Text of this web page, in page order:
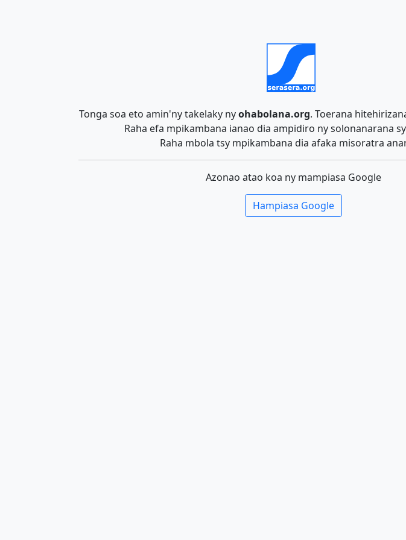
Tonga soa eto amin'ny takelaky nyohabolana.org. Toerana
Raha efa mpikambana ianao dia ampidiro ny solonanarana
Raha mbola tsy mpikambana dia afaka misoratra
Azonao atao koa ny mampiasa Google
Hampiasa Google